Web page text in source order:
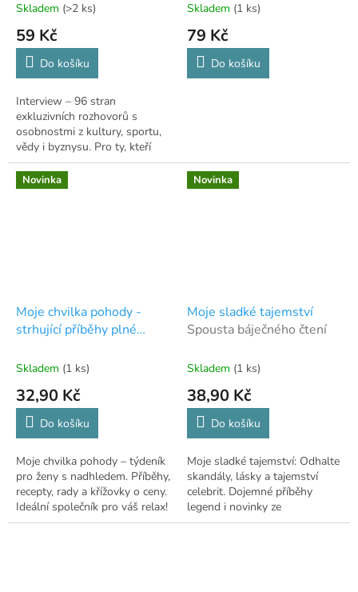
Skladem (>2 ks)
59 Kč
Do košíku
Interview – 96 stran
exkluzivních rozhovorů s
osobnostmi z kultury, sportu,
vědy i byznysu. Pro ty, kteří
nezapomněli číst.
Skladem (1 ks)
79 Kč
Do košíku
Novinka
Moje chvilka pohody -
strhující příběhy plné
plné emocí
Skladem (1 ks)
32,90 Kč
Do košíku
Moje chvilka pohody – týdeník
pro ženy s nadhledem. Příběhy,
recepty, rady a křížovky o ceny.
Ideální společník pro váš relax!
☕
Novinka
Moje sladké tajemství
Spousta báječného čtení
Skladem (1 ks)
38,90 Kč
Do košíku
Moje sladké tajemství: Odhalte
skandály, lásky a tajemství
celebrit. Dojemné příběhy
legend i novinky ze
showbyznysu.